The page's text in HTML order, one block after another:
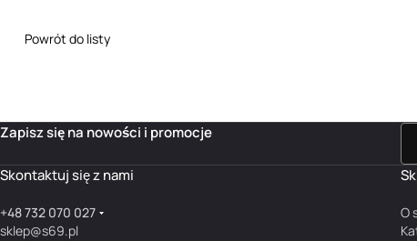
Powrót do listy
Zapisz się na nowości i promocje
Skontaktuj się z nami
+48 732 070 027
sklep@s69.pl
O